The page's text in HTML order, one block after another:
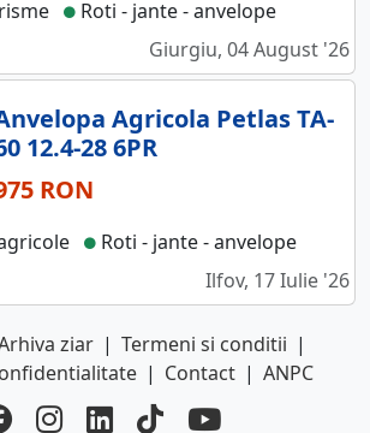
Roti - jante - anvelope
Giurgiu, 04 August '26
Agricola Petlas TA-
12.4-28 6PR
RON
Roti - jante - anvelope
Ilfov, 17 Iulie '26
ziar | Termeni si conditii |
| Contact | ANPC